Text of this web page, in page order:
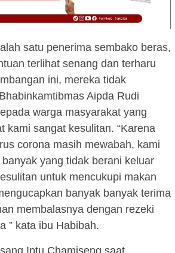
satu penerima sembako beras,
terlihat senang dan terharu
ini, mereka tidak
Aipda Rudi
warga masyarakat yang
kami sangat kesulitan. “Karena
corona masih mewabah, kami
yang tidak berani keluar
untuk mencukupi makan
banyak banyak terima
membalasnya dengan rezeki
” kata ibu Habibah.
Iptu Chamiseng saat